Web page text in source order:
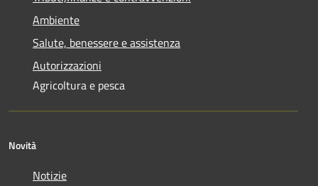
Ambiente
Salute, benessere e assistenza
Autorizzazioni
Agricoltura e pesca
Novità
Notizie